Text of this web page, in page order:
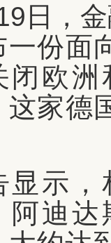
日，
一份面
闭欧
这家德
显示，
阿迪达